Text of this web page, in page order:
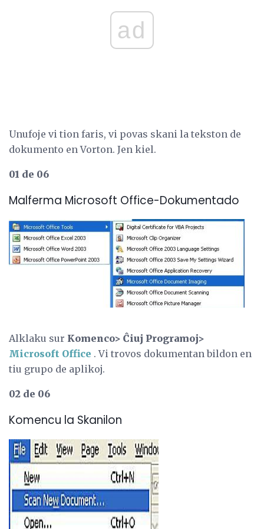
ad
Unufoje vi tion faris, vi povas skani la tekston de
dokumento en Vorton. Jen kiel.
01 de 06
Malferma Microsoft Office-Dokumentado
Alklaku sur Komenco> Ĉiuj Programoj>
Microsoft Office . Vi trovos dokumentan bildon en
tiu grupo de aplikoj.
02 de 06
Komencu la Skanilon